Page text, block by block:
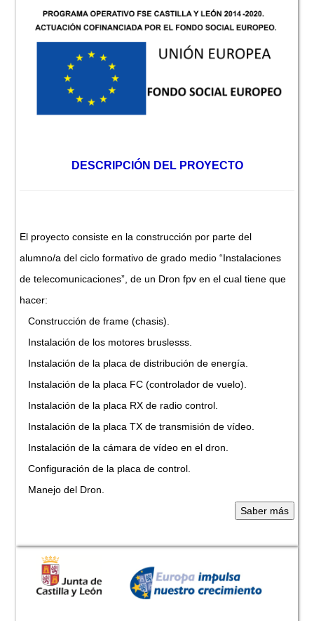
DESCRIPCIÓN DEL PROYECTO
El proyecto consiste en la construcción por parte del
alumno/a del ciclo formativo de grado medio “Instalaciones
de telecomunicaciones”, de un Dron fpv en el cual tiene que
hacer:
Construcción de frame (chasis).
Instalación de los motores bruslesss.
Instalación de la placa de distribución de energía.
Instalación de la placa FC (controlador de vuelo).
Instalación de la placa RX de radio control.
Instalación de la placa TX de transmisión de vídeo.
Instalación de la cámara de vídeo en el dron.
Configuración de la placa de control.
Manejo del Dron.